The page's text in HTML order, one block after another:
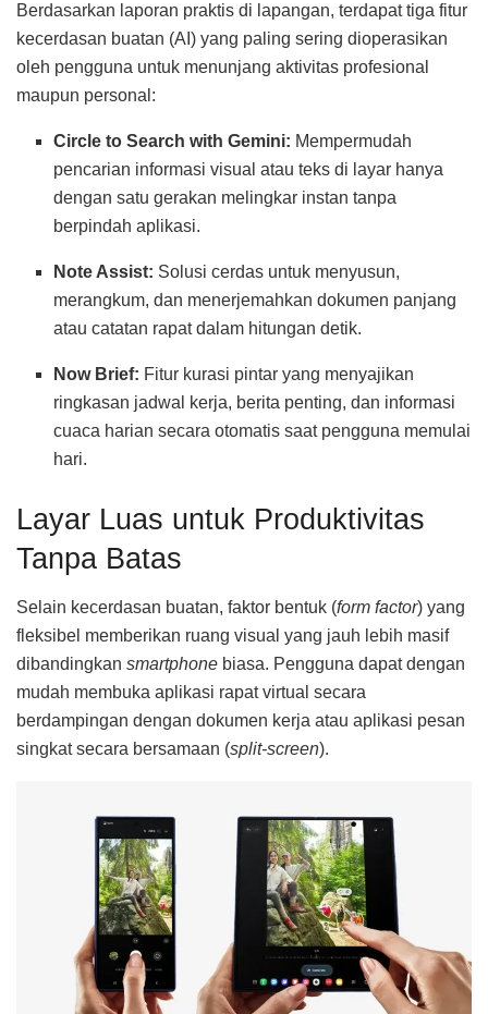
Berdasarkan laporan praktis di lapangan, terdapat tiga fitur
kecerdasan buatan (AI) yang paling sering dioperasikan
oleh pengguna untuk menunjang aktivitas profesional
maupun personal:
Circle to Search with Gemini: Mempermudah
pencarian informasi visual atau teks di layar hanya
dengan satu gerakan melingkar instan tanpa
berpindah aplikasi.
Note Assist: Solusi cerdas untuk menyusun,
merangkum, dan menerjemahkan dokumen panjang
atau catatan rapat dalam hitungan detik.
Now Brief: Fitur kurasi pintar yang menyajikan
ringkasan jadwal kerja, berita penting, dan informasi
cuaca harian secara otomatis saat pengguna memulai
hari.
Layar Luas untuk Produktivitas
Tanpa Batas
Selain kecerdasan buatan, faktor bentuk (form factor) yang
fleksibel memberikan ruang visual yang jauh lebih masif
dibandingkan smartphone biasa. Pengguna dapat dengan
mudah membuka aplikasi rapat virtual secara
berdampingan dengan dokumen kerja atau aplikasi pesan
singkat secara bersamaan (split-screen).